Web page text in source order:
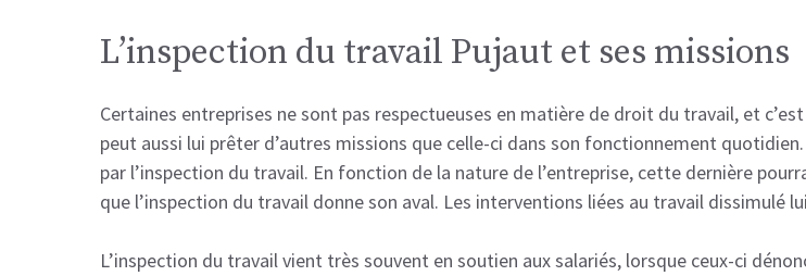
L’inspection du travail Pujaut et ses missions
Certaines entreprises ne sont pas respectueuses en matière de droit du travail, et
peut aussi lui prêter d’autres missions que celle-ci dans son fonctionnement
par l’inspection du travail. En fonction de la nature de l’entreprise, cette dernière
que l’inspection du travail donne son aval. Les interventions liées au travail dissimulé
L’inspection du travail vient très souvent en soutien aux salariés, lorsque ceux-ci